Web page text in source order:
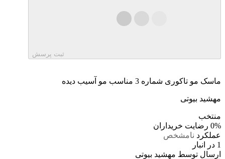
ثبت پرسش
ماسک مو تاکوری شماره 3 مناسب مو آسیب دیده
مهشید بیوتی
منتخب
0% رضایت خریداران
عملکرد نامشخص
1 در انبار
ارسال توسط مهشید بیوتی